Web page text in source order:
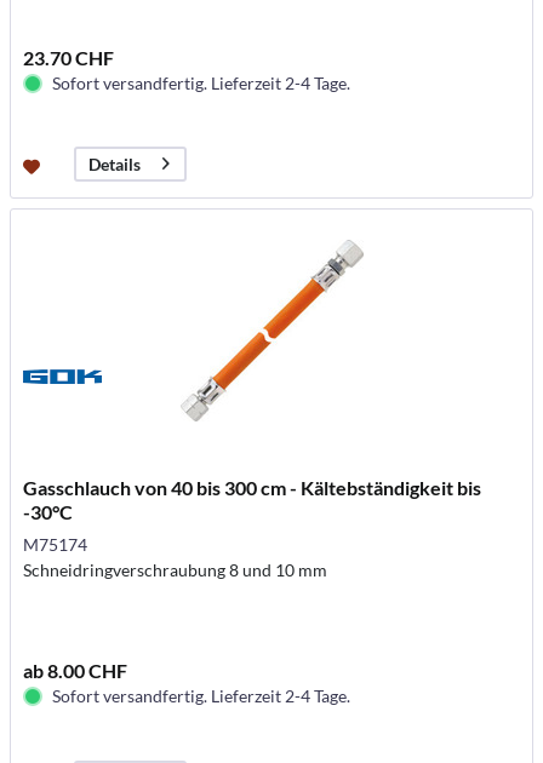
23.70 CHF
Sofort versandfertig. Lieferzeit 2-4 Tage.
Details
Gasschlauch von 40 bis 300 cm - Kältebständigkeit bis
-30°C
M75174
Schneidringverschraubung 8 und 10 mm
ab 8.00 CHF
Sofort versandfertig. Lieferzeit 2-4 Tage.